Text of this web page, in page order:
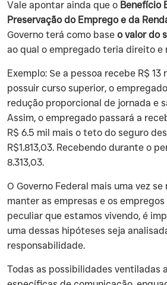
‍Vale apontar ainda que o Benefício
Preservação do Emprego e da
Governo terá como base o valor do
ao qual o empregado teria direito e
‍Exemplo: Se a pessoa recebe R$ 13
possuir curso superior, o
redução proporcional de jornada e
Assim, o empregado passará a
R$ 6.5 mil mais o teto do seguro
R$1.813,03. Recebendo durante o
8.313,03.
‍O Governo Federal mais uma vez
manter as empresas e os
peculiar que estamos vivendo, é
uma dessas hipóteses seja
responsabilidade.
‍Todas as possibilidades ventiladas